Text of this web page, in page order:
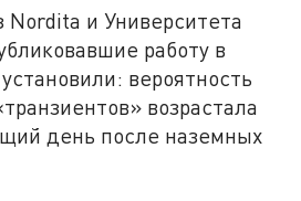
Nordita и Университета
работу в
вероятность
возрастала
день после наземных